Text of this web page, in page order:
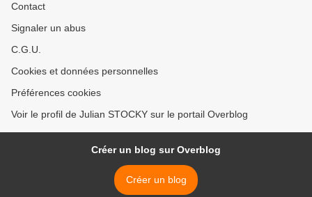
Contact
Signaler un abus
C.G.U.
Cookies et données personnelles
Préférences cookies
Voir le profil de Julian STOCKY sur le portail Overblog
Créer un blog sur Overblog
Créer un blog